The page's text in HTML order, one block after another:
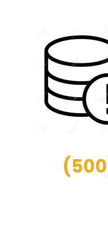
(500